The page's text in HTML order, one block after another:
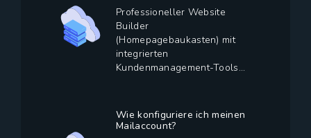
Professioneller Website
Builder
(Homepagebaukasten) mit
integrierten
Kundenmanagement-Tools...
Wie konfiguriere ich meinen
Mailaccount?